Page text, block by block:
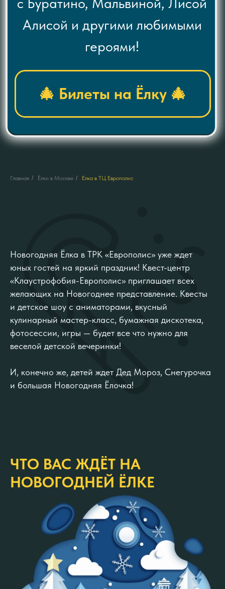
Главная / Ёлки в Москве / Елка в ТЦ Европолис
Новогодняя Ёлка в ТРК «Европолис» уже ждет
юных гостей на яркий праздник! Квест-центр
«Клаустрофобия-Европолис» приглашает всех
желающих на Новогоднее представление. Квесты
и детское шоу с аниматорами, вкусный
кулинарный мастер-класс, бумажная дискотека,
фотосессии, игры — будет все что нужно для
веселой детской вечеринки!
И, конечно же, детей ждет Дед Мороз, Снегурочка
и большая Новогодняя Ёлочка!
ЧТО ВАС ЖДЁТ НА
НОВОГОДНЕЙ ЁЛКЕ